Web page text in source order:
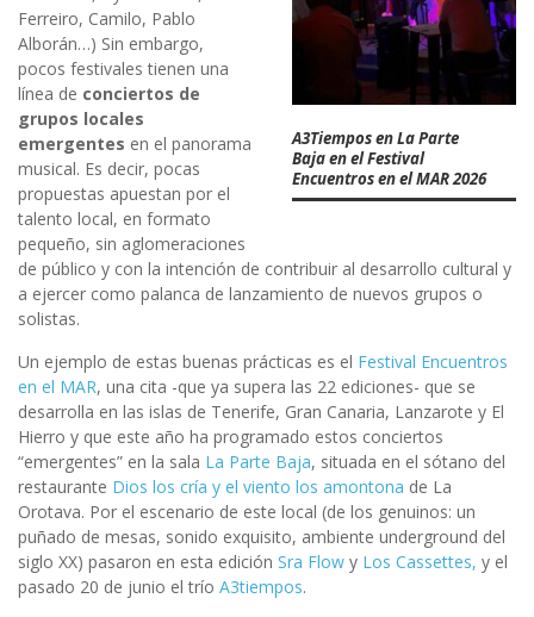
A3Tiempos en La Parte
Baja en el Festival
Encuentros en el MAR 2026
Ferreiro, Camilo, Pablo
Alborán…) Sin embargo,
pocos festivales tienen una
línea de conciertos de
grupos locales
emergentes en el panorama
musical. Es decir, pocas
propuestas apuestan por el
talento local, en formato
pequeño, sin aglomeraciones
de público y con la intención de contribuir al desarrollo cultural y
a ejercer como palanca de lanzamiento de nuevos grupos o
solistas.
Un ejemplo de estas buenas prácticas es el Festival Encuentros
en el MAR, una cita -que ya supera las 22 ediciones- que se
desarrolla en las islas de Tenerife, Gran Canaria, Lanzarote y El
Hierro y que este año ha programado estos conciertos
“emergentes” en la sala La Parte Baja, situada en el sótano del
restaurante Dios los cría y el viento los amontona de La
Orotava. Por el escenario de este local (de los genuinos: un
puñado de mesas, sonido exquisito, ambiente underground del
siglo XX) pasaron en esta edición Sra Flow y Los Cassettes, y el
pasado 20 de junio el trío A3tiempos.